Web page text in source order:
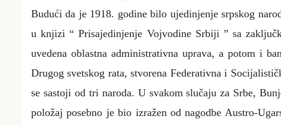
Budući da je 1918. godine bilo ujedinjenje srpskog
u knjizi “ Prisajedinjenje Vojvodine Srbiji ” sa
uvedena oblastna administrativna uprava, a potom i
Drugog svetskog rata, stvorena Federativna i
se sastoji od tri naroda. U svakom slučaju za Srbe,
položaj posebno je bio izražen od nagodbe Austro-